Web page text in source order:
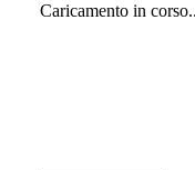
Caricamento in